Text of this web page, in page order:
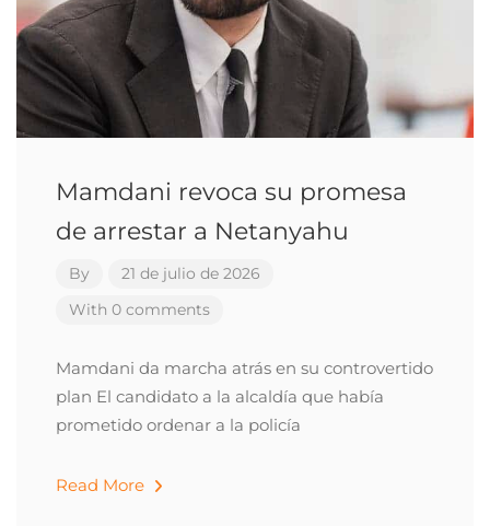
Mamdani revoca su promesa
de arrestar a Netanyahu
By
21 de julio de 2026
With 0 comments
Mamdani da marcha atrás en su controvertido
plan El candidato a la alcaldía que había
prometido ordenar a la policía
Read More